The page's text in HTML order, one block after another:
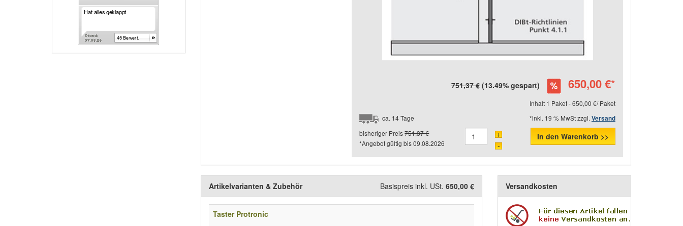
751,37 €(13.49% gespart) 650,00 €*
Inhalt 1 Paket - 650,00 €/ Paket
ca. 14 Tage
*inkl. 19 % MwSt zzgl.Versand
bisheriger Preis751,37 €
*Angebot gültig bis09.08.2026
+
-
In den Warenkorb >>
Artikelvarianten & Zubehör Basispreis inkl. USt.650,00 €
Taster Protronic
Versandkosten